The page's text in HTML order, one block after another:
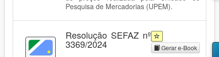
Pesquisa de Mercadorias (UPEM).
Resolução SEFAZ nº
3369/2024 Gerar e-Book